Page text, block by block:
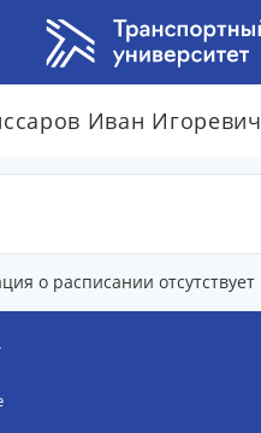
Иван Игоревич
о расписании отсутствует